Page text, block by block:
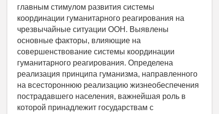
главным стимулом развития системы
координации гуманитарного реагирования на
чрезвычайные ситуации ООН. Выявлены
основные факторы, влияющие на
совершенствование системы координации
гуманитарного реагирования. Определена
реализация принципа гуманизма, направленного
на всестороннюю реализацию жизнеобеспечения
пострадавшего населения, важнейшая роль в
которой принадлежит государствам с